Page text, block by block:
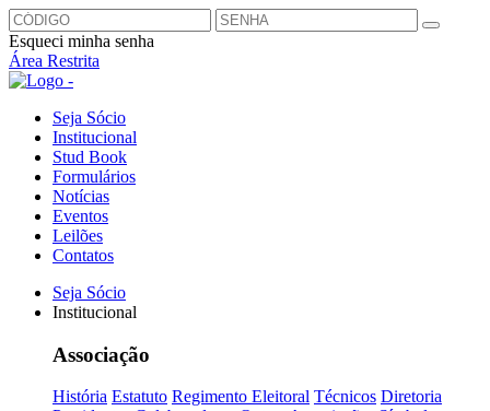
Esqueci minha senha
Área Restrita
Seja Sócio
Institucional
Stud Book
Formulários
Notícias
Eventos
Leilões
Contatos
Seja Sócio
Institucional
Associação
História Estatuto Regimento Eleitoral Técnicos Diretoria